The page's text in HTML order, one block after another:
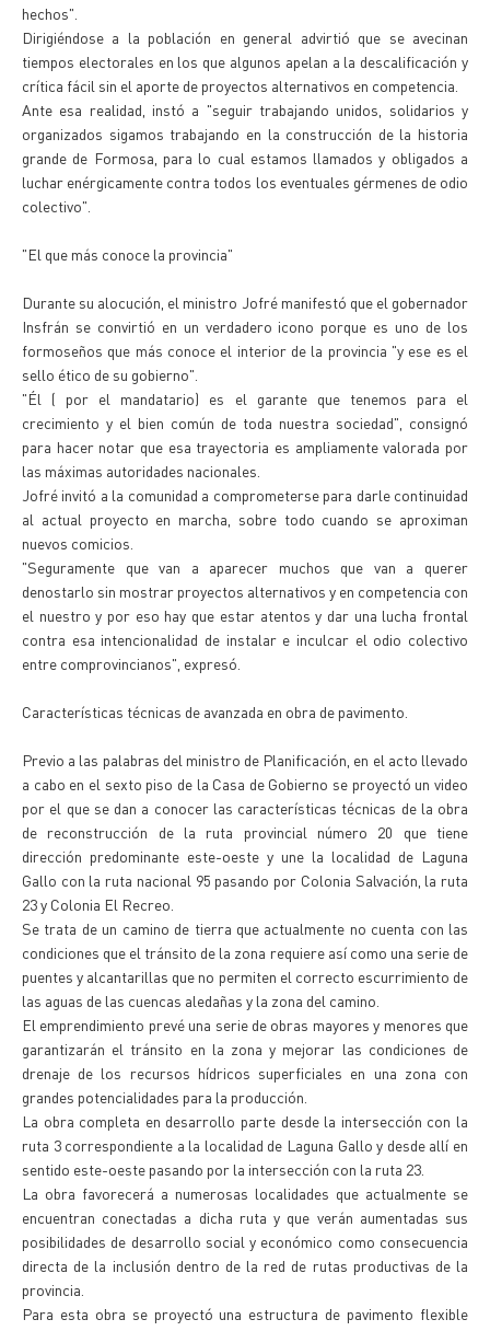
hechos".
Dirigiéndose a la población en general advirtió que se avecinan
tiempos electorales en los que algunos apelan a la descalificación y
crítica fácil sin el aporte de proyectos alternativos en competencia.
Ante esa realidad, instó a "seguir trabajando unidos, solidarios y
organizados sigamos trabajando en la construcción de la historia
grande de Formosa, para lo cual estamos llamados y obligados a
luchar enérgicamente contra todos los eventuales gérmenes de odio
colectivo".
"El que más conoce la provincia"
Durante su alocución, el ministro Jofré manifestó que el gobernador
Insfrán se convirtió en un verdadero icono porque es uno de los
formoseños que más conoce el interior de la provincia "y ese es el
sello ético de su gobierno".
"Él ( por el mandatario) es el garante que tenemos para el
crecimiento y el bien común de toda nuestra sociedad", consignó
para hacer notar que esa trayectoria es ampliamente valorada por
las máximas autoridades nacionales.
Jofré invitó a la comunidad a comprometerse para darle continuidad
al actual proyecto en marcha, sobre todo cuando se aproximan
nuevos comicios.
"Seguramente que van a aparecer muchos que van a querer
denostarlo sin mostrar proyectos alternativos y en competencia con
el nuestro y por eso hay que estar atentos y dar una lucha frontal
contra esa intencionalidad de instalar e inculcar el odio colectivo
entre comprovincianos", expresó.
Características técnicas de avanzada en obra de pavimento.
Previo a las palabras del ministro de Planificación, en el acto llevado
a cabo en el sexto piso de la Casa de Gobierno se proyectó un video
por el que se dan a conocer las características técnicas de la obra
de reconstrucción de la ruta provincial número 20 que tiene
dirección predominante este-oeste y une la localidad de Laguna
Gallo con la ruta nacional 95 pasando por Colonia Salvación, la ruta
23 y Colonia El Recreo.
Se trata de un camino de tierra que actualmente no cuenta con las
condiciones que el tránsito de la zona requiere así como una serie de
puentes y alcantarillas que no permiten el correcto escurrimiento de
las aguas de las cuencas aledañas y la zona del camino.
El emprendimiento prevé una serie de obras mayores y menores que
garantizarán el tránsito en la zona y mejorar las condiciones de
drenaje de los recursos hídricos superficiales en una zona con
grandes potencialidades para la producción.
La obra completa en desarrollo parte desde la intersección con la
ruta 3 correspondiente a la localidad de Laguna Gallo y desde allí en
sentido este-oeste pasando por la intersección con la ruta 23.
La obra favorecerá a numerosas localidades que actualmente se
encuentran conectadas a dicha ruta y que verán aumentadas sus
posibilidades de desarrollo social y económico como consecuencia
directa de la inclusión dentro de la red de rutas productivas de la
provincia.
Para esta obra se proyectó una estructura de pavimento flexible